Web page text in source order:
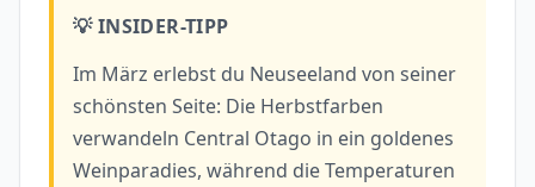
💡 INSIDER-TIPP
Im März erlebst du Neuseeland von seiner
schönsten Seite: Die Herbstfarben
verwandeln Central Otago in ein goldenes
Weinparadies, während die Temperaturen